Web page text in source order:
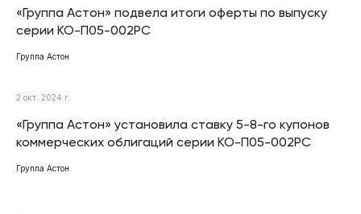
«Группа Астон» подвела итоги оферты по выпуску
серии КО-П05-002РС
Группа Астон
2 окт. 2024 г.
«Группа Астон» установила ставку 5-8-го купонов
коммерческих облигаций серии КО-П05-002РС
Группа Астон